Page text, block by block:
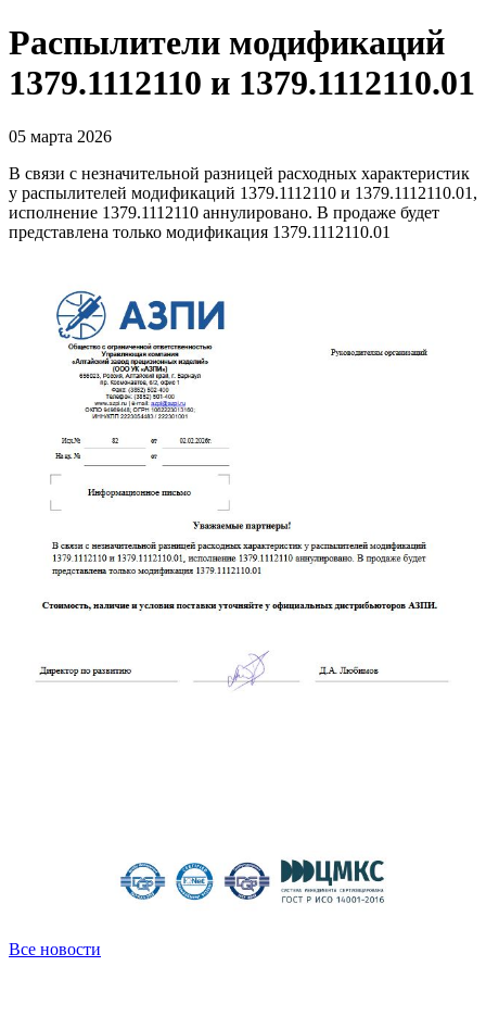
Распылители модификаций
1379.1112110 и 1379.1112110.01
05 марта 2026
В связи с незначительной разницей расходных характеристик
у распылителей модификаций 1379.1112110 и 1379.1112110.01,
исполнение 1379.1112110 аннулировано. В продаже будет
представлена только модификация 1379.1112110.01
Все новости